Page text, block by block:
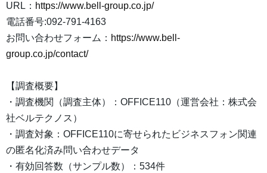
URL： https://www.bell-group.co.jp/
電話番号:092-791-4163
お問い合わせフォーム： https://www.bell-
group.co.jp/contact/
【調査概要】
・調査機関（調査主体）：OFFICE110（運営会社：株式会
社ベルテクノス）
・調査対象：OFFICE110に寄せられたビジネスフォン関連
の匿名化済み問い合わせデータ
・有効回答数（サンプル数）：534件